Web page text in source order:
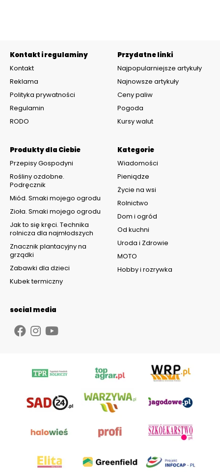
Kontakt i regulaminy
Kontakt
Reklama
Polityka prywatności
Regulamin
RODO
Kategorie
Wiadomości
Pieniądze
Życie na wsi
Rolnictwo
Dom i ogród
Od kuchni
Uroda i Zdrowie
MOTO
Hobby i rozrywka
Produkty dla Ciebie
Przepisy Gospodyni
Rośliny ozdobne.
Podręcznik
Miód. Smaki mojego ogrodu
Zioła. Smaki mojego ogrodu
Jak to się kręci. Technika
rolnicza dla najmłodszych
Znacznik plantacyjny na
grządki
Zabawki dla dzieci
Kubek termiczny
Przydatne linki
Najpopularniejsze artykuły
Najnowsze artykuły
Ceny paliw
Pogoda
Kursy walut
social media